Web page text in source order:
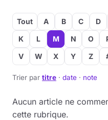
Tout A B C D
K
L M N O
V
W X Y Z
Trier par titre · date · note
Aucun article ne
cette rubrique.